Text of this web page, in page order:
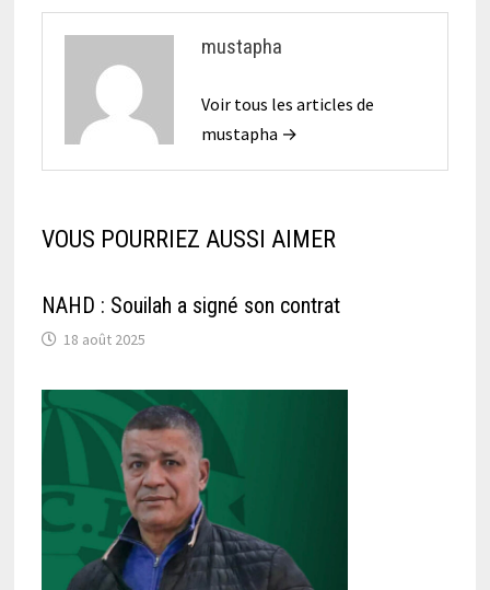
mustapha
Voir tous les articles de
mustapha →
VOUS POURRIEZ AUSSI AIMER
NAHD : Souilah a signé son contrat
18 août 2025